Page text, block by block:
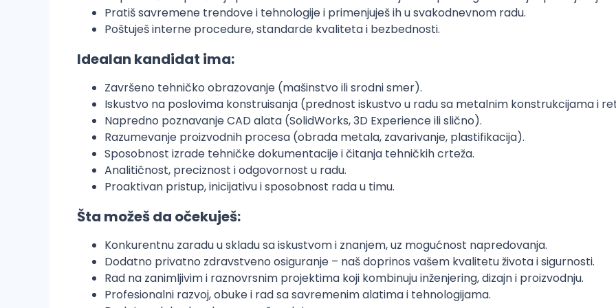
Pratiš savremene trendove i tehnologije i primenjuješ ih u svakodnevnom radu.
Poštuješ interne procedure, standarde kvaliteta i bezbednosti.
Idealan kandidat ima:
Završeno tehničko obrazovanje (mašinstvo ili srodni smer).
Iskustvo na poslovima konstruisanja (prednost iskustvo u radu sa metalnim konstrukcijama i
Napredno poznavanje CAD alata (SolidWorks, 3D Experience ili slično).
Razumevanje proizvodnih procesa (obrada metala, zavarivanje, plastifikacija).
Sposobnost izrade tehničke dokumentacije i čitanja tehničkih crteža.
Analitičnost, preciznost i odgovornost u radu.
Proaktivan pristup, inicijativu i sposobnost rada u timu.
Šta možeš da očekuješ:
Konkurentnu zaradu u skladu sa iskustvom i znanjem, uz mogućnost napredovanja.
Dodatno privatno zdravstveno osiguranje – naš doprinos vašem kvalitetu života i sigurnosti.
Rad na zanimljivim i raznovrsnim projektima koji kombinuju inženjering, dizajn i proizvodnju.
Profesionalni razvoj, obuke i rad sa savremenim alatima i tehnologijama.